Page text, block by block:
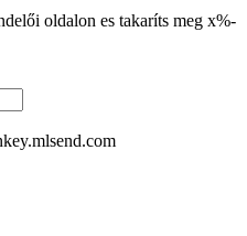
oldalon es takaríts meg x%-